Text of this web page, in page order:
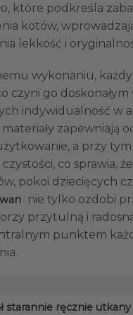
które podkreśla
kotów,
lekkość i
wykonaniu, każdy
czyni go
indywidualność w
zapewniają
a przy tym
co sprawia,
pokoi dziecięcych
nie tylko ozdobi
przytulną i
punktem
starannie ręcznie